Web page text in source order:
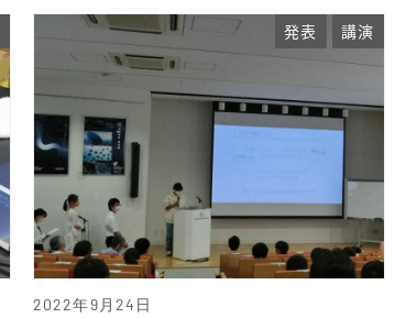
2022年9月24日
発表 講演